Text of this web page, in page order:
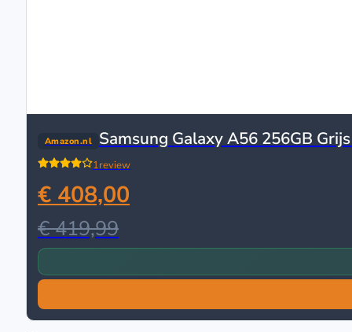
Amazon.nl Samsung Galaxy A56 256GB
1review
€ 408,00
€ 419,99